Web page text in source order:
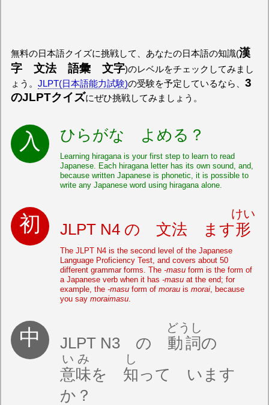
無料の日本語クイズに挑戦して、あなたの日本語の知識(漢
字 文法 語彙 文字)のレベルをチェックしてみまし
ょう。 JLPT(日本語能力試験)の受験を予定しているなら、 3
のJLPTクイズにぜひ挑戦してみましょう。
ひらがな よめる？
Learning hiragana is your first step to learn to read
Japanese. Each hiragana letter has its own sound, and,
because written Japanese is phonetic, it is possible to
write any Japanese word using hiragana alone.
JLPT N4 の 文法 ます形
けい
The JLPT N4 is the second level of the Japanese
Language Proficiency Test, and covers about 50
different grammar forms. The -masu form is the form of
a Japanese verb when it has -masu at the end; for
example, the -masu form of morau is morai , because
you say moraimasu
JLPT N3 の 動詞
どうし
の
意味
いみ
を 知
し
って います
か？